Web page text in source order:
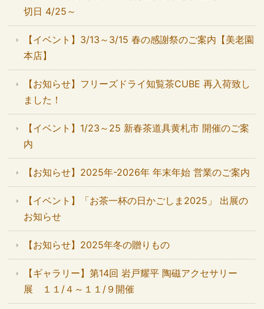
切日 4/25～
【イベント】3/13～3/15 春の感謝祭のご案内【美老園
本店】
【お知らせ】フリーズドライ知覧茶CUBE 再入荷致し
ました！
【イベント】1/23～25 新春茶道具黄札市 開催のご案
内
【お知らせ】2025年-2026年 年末年始 営業のご案内
【イベント】「お茶一杯の日かごしま2025」 出展の
お知らせ
【お知らせ】2025年冬の贈りもの
【ギャラリー】第14回 岩戸耀平 陶磁アクセサリー
展 １１/４～１１/９開催